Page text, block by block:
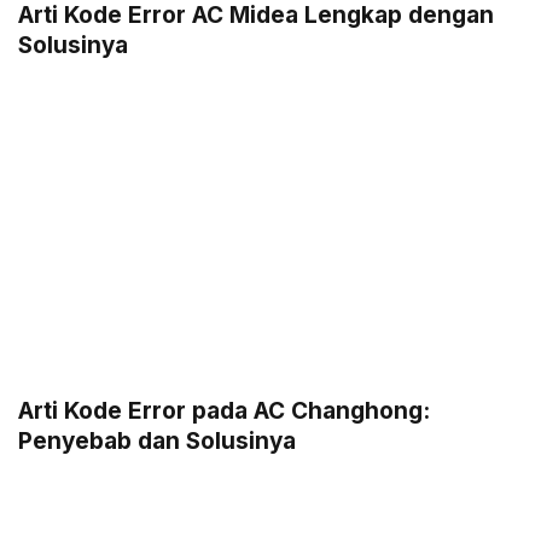
Arti Kode Error AC Midea Lengkap dengan
Solusinya
Arti Kode Error pada AC Changhong:
Penyebab dan Solusinya